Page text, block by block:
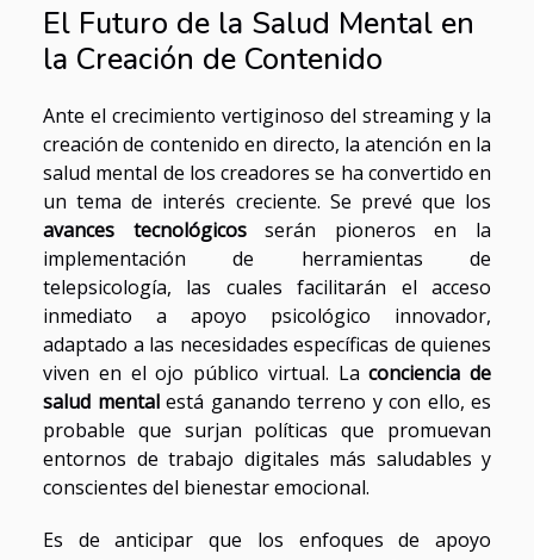
El Futuro de la Salud Mental en
la Creación de Contenido
Ante el crecimiento vertiginoso del streaming y la
creación de contenido en directo, la atención en la
salud mental de los creadores se ha convertido en
un tema de interés creciente. Se prevé que los
avances tecnológicosserán pioneros en la
implementación de herramientas de
telepsicología, las cuales facilitarán el acceso
inmediato a apoyo psicológico innovador,
adaptado a las necesidades específicas de quienes
viven en el ojo público virtual. Laconciencia de
salud mentalestá ganando terreno y con ello, es
probable que surjan políticas que promuevan
entornos de trabajo digitales más saludables y
conscientes del bienestar emocional.
Es de anticipar que los enfoques de apoyo